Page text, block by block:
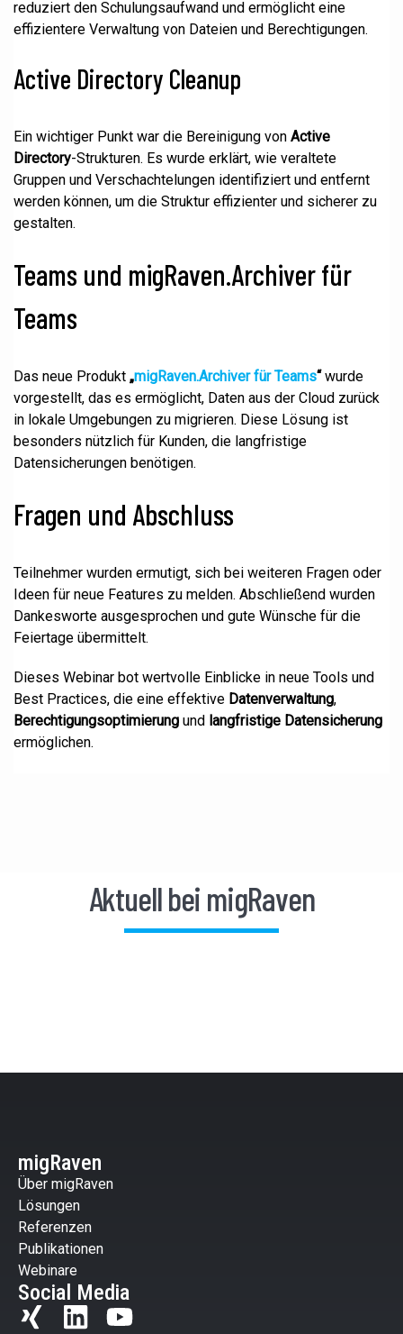
reduziert den Schulungsaufwand und ermöglicht eine
effizientere Verwaltung von Dateien und Berechtigungen.
Active Directory Cleanup
Ein wichtiger Punkt war die Bereinigung von Active
Directory-Strukturen. Es wurde erklärt, wie veraltete
Gruppen und Verschachtelungen identifiziert und entfernt
werden können, um die Struktur effizienter und sicherer zu
gestalten.
Teams und migRaven.Archiver für
Teams
Das neue Produkt „migRaven.Archiver für Teams“wurde
vorgestellt, das es ermöglicht, Daten aus der Cloud zurück
in lokale Umgebungen zu migrieren. Diese Lösung ist
besonders nützlich für Kunden, die langfristige
Datensicherungen benötigen.
Fragen und Abschluss
Teilnehmer wurden ermutigt, sich bei weiteren Fragen oder
Ideen für neue Features zu melden. Abschließend wurden
Dankesworte ausgesprochen und gute Wünsche für die
Feiertage übermittelt.
Dieses Webinar bot wertvolle Einblicke in neue Tools und
Best Practices, die eine effektive Datenverwaltung,
Berechtigungsoptimierung und langfristige Datensicherung
ermöglichen.
Aktuell bei migRaven
migRaven
Über migRaven
Lösungen
Referenzen
Publikationen
Webinare
Social Media